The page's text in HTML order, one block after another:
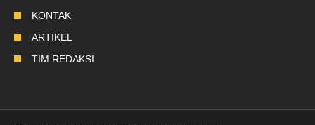
KONTAK
ARTIKEL
TIM REDAKSI